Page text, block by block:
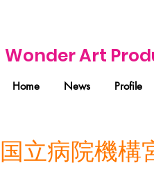
Wonder Art
Home News Profile
国立病院機構